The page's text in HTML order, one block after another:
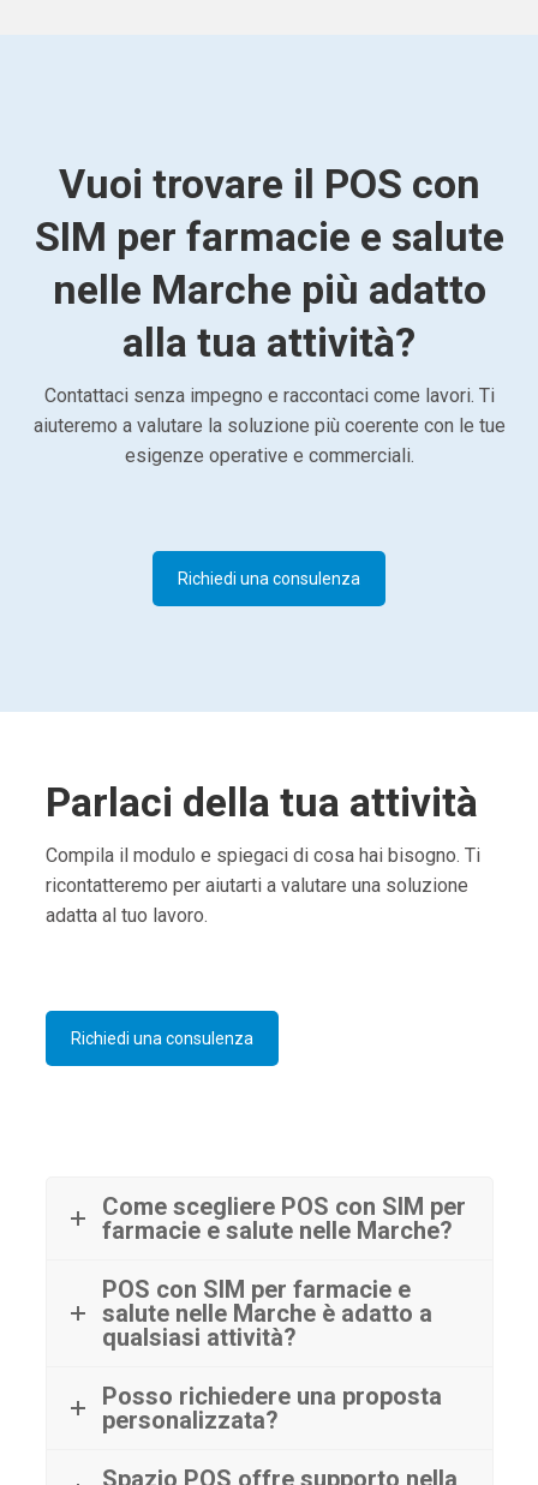
Vuoi trovare il POS con
SIM per farmacie e salute
nelle Marche più adatto
alla tua attività?
Contattaci senza impegno e raccontaci come lavori. Ti
aiuteremo a valutare la soluzione più coerente con le tue
esigenze operative e commerciali.
Richiedi una consulenza
Parlaci della tua attività
Compila il modulo e spiegaci di cosa hai bisogno. Ti
ricontatteremo per aiutarti a valutare una soluzione
adatta al tuo lavoro.
Richiedi una consulenza
Come scegliere POS con SIM per
farmacie e salute nelle Marche?
POS con SIM per farmacie e
salute nelle Marche è adatto a
qualsiasi attività?
Posso richiedere una proposta
personalizzata?
Spazio POS offre supporto nella